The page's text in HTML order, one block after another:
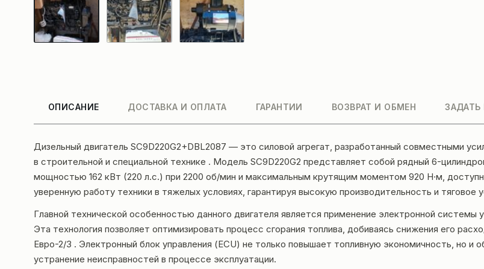
ОПИСАНИЕ ДОСТАВКА И ОПЛАТА ГАРАНТИИ ВОЗВРАТ И ОБМЕН ЗАДАТЬ
Дизельный двигатель SC9D220G2+DBL2087 — это силовой агрегат, разработанный совместными
в строительной и специальной технике . Модель SC9D220G2 представляет собой рядный 6-
мощностью 162 кВт (220 л.с.) при 2200 об/мин и максимальным крутящим моментом 920 Н·м,
уверенную работу техники в тяжелых условиях, гарантируя высокую производительность и тяговое
Главной технической особенностью данного двигателя является применение электронной системы
Эта технология позволяет оптимизировать процесс сгорания топлива, добиваясь снижения его
Евро-2/3 . Электронный блок управления (ECU) не только повышает топливную экономичность, но
устранение неисправностей в процессе эксплуатации.